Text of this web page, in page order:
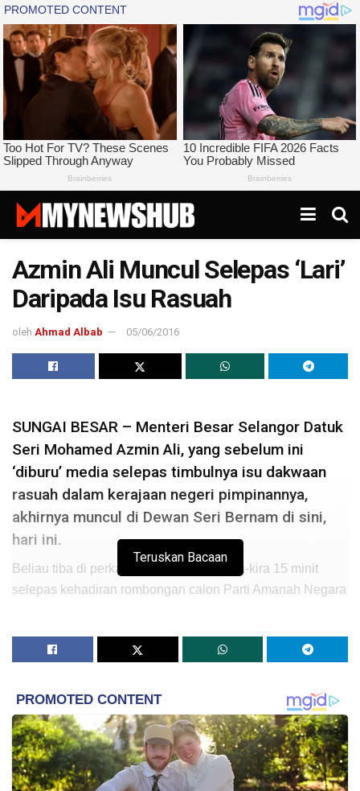
Azmin Ali Muncul Selepas ‘Lari’
Daripada Isu Rasuah
oleh Ahmad Albab 05/06/2016
SUNGAI BESAR – Menteri Besar Selangor Datuk
Seri Mohamed Azmin Ali, yang sebelum ini
‘diburu’ media selepas timbulnya isu dakwaan
rasuah dalam kerajaan negeri pimpinannya,
akhirnya muncul di Dewan Seri Bernam di sini,
hari ini.
Beliau tiba di perkarangan dewan itu kira-kira 15 minit
selepas kehadiran rombongan calon Parti Amanah Negara
Turut mengiringi Azhar ialah Presiden PKR Datuk Seri Dr
Mohamed Azmin yang juga Timbalan Presiden PKR
meluangkan masa lebih sejam di dewan itu dan
bersalaman dengan rombongan dan calon PAS Dr Abdul
Rani Osman yang juga Anggota Dewan Undangan Negeri
Teruskan Bacaan